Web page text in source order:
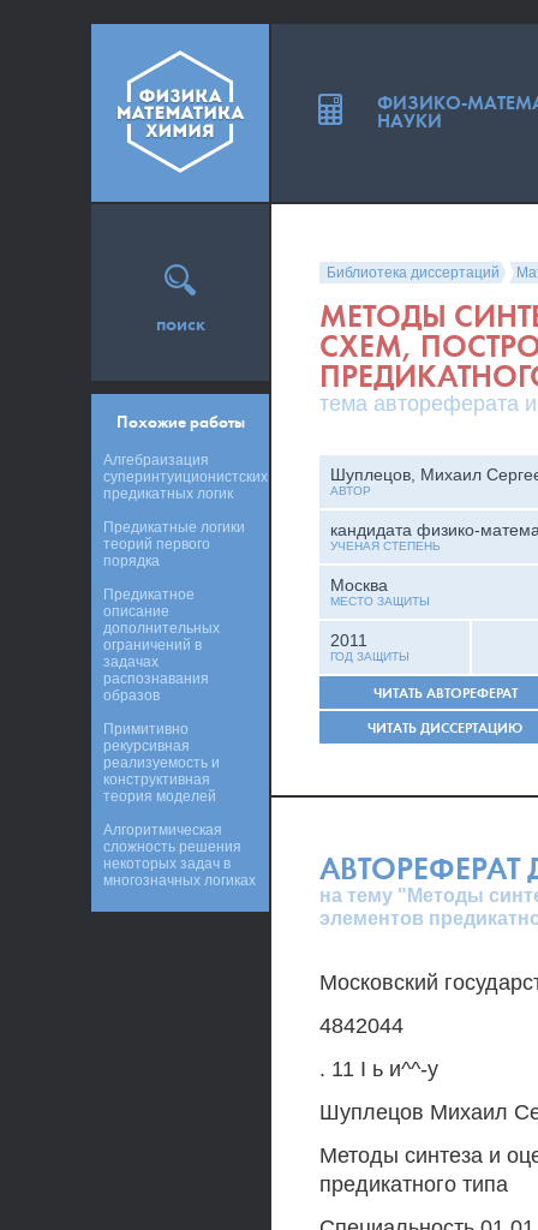
Библиотека диссертаций
МЕТОДЫ
СХЕМ,
тема автореферата
Шуплецов, Михаил
АВТОР
кандидата физико-
УЧЕНАЯ СТЕПЕНЬ
Москва
МЕСТО ЗАЩИТЫ
2011
ГОД ЗАЩИТЫ
ЧИТАТЬ АВТОРЕФЕРАТ
ЧИТАТЬ ДИССЕРТАЦИЮ
АВТОРЕФЕРАТ
на тему "Методы
элементов
Московский
4842044
. 11 I ь и^^-у
Шуплецов Михаил
Методы синтеза и
предикатного типа
поиск
Похожие работы
Алгебраизация
суперинтуиционистских
предикатных логик
Предикатные логики
теорий первого
порядка
Предикатное
описание
дополнительных
ограничений в
задачах
распознавания
образов
Примитивно
рекурсивная
реализуемость и
конструктивная
теория моделей
Алгоритмическая
сложность решения
некоторых задач в
многозначных логиках
ФИЗИКО-
НАУКИ